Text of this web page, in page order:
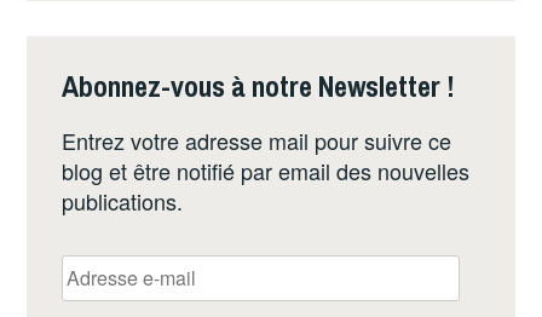
Abonnez-vous à notre Newsletter !
Entrez votre adresse mail pour suivre ce
blog et être notifié par email des nouvelles
publications.
Adresse
e-